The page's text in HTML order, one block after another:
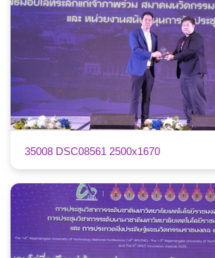
35008 DSC08561 2500x1670